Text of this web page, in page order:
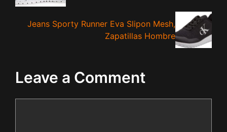
Jeans Sporty Runner Eva Slipon Mesh,
Zapatillas Hombre
Leave a Comment